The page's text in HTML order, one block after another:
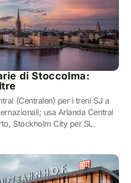
di Stoccolma:
(Centralen) per i treni SJ a
usa Arlanda Central
Stockholm City per SL.